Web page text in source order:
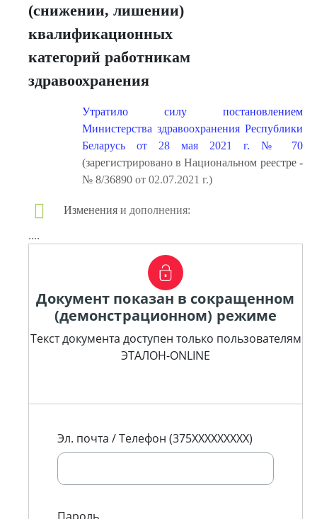
(снижении, лишении)
квалификационных
категорий работникам
здравоохранения
Утратило силу постановлением
Министерства здравоохранения Республики
Беларусь от 28 мая 2021 г. № 70
(зарегистрировано в Национальном реестре -
№ 8/36890 от 02.07.2021 г.)
Изменения и дополнения:
....
Документ показан в сокращенном
(демонстрационном) режиме
Текст документа доступен только пользователям
ЭТАЛОН-ONLINE
Эл. почта / Телефон (375XXXXXXXXX)